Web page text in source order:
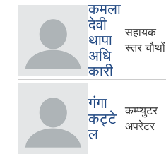
कमला
देवी
थापा
अधि
कारी
सहायक
स्तर चौथों
गंगा
कट्टे
ल
कम्प्युटर
अपरेटर